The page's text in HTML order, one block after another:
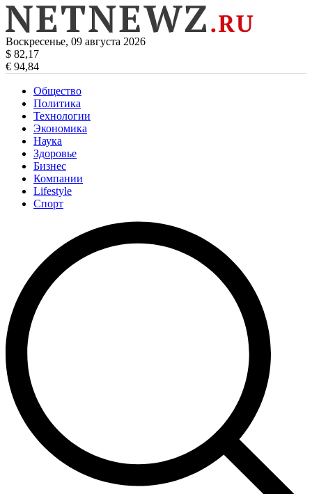
Воскресенье, 09 августа 2026
$ 82,17
€ 94,84
Общество
Политика
Технологии
Экономика
Наука
Здоровье
Бизнес
Компании
Lifestyle
Спорт